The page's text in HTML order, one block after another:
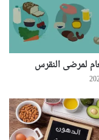
لمرضى النقرس